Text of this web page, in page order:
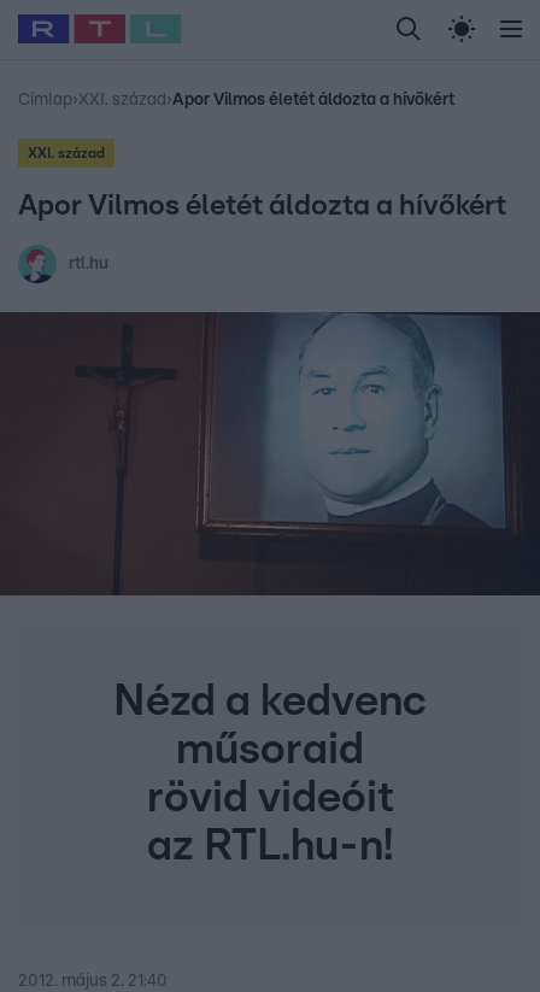
Legfrissebb RTL Híradó Randi Celeb vagyok,
Babits Marcella Most Wanted Gallusz
Címlap›XXI. század ›Apor Vilmos életét áldozta a hívőkért
XXI. század
Apor Vilmos életét áldozta a hívőkért
rtl.hu
Nézd a kedvenc
műsoraid
rövid videóit
az RTL.hu-n!
2012. május 2. 21:40